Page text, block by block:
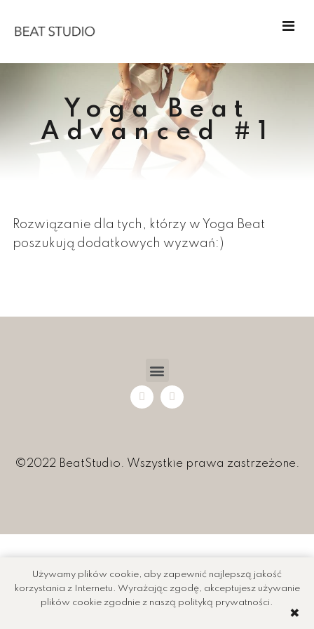
Yoga Beat
Advanced #1
Rozwiązanie dla tych, którzy w Yoga Beat
poszukują dodatkowych wyzwań:)
©2022 BeatStudio. Wszystkie prawa zastrzeżone.
Używamy plików cookie, aby zapewnić najlepszą jakość
korzystania z Internetu. Wyrażając zgodę, akceptujesz używanie
plików cookie zgodnie z naszą polityką prywatności.
✖️